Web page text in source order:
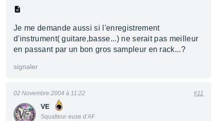
Je me demande aussi si l'enregistrement
d'instrument( guitare,basse...) ne serait pas meilleur
en passant par un bon gros sampleur en rack...?
signaler
VE
Squatteur·euse d’AF
02 Novembre 2004 à 11:22 #11